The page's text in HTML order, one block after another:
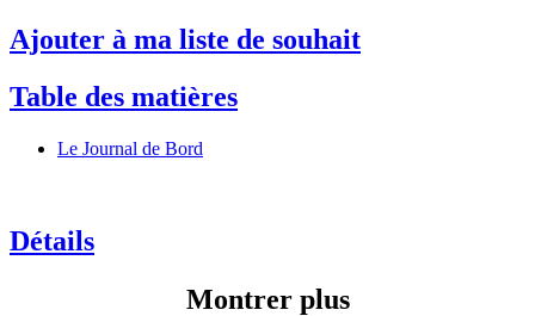
Ajouter à ma liste de souhait
Table des matières
Le Journal de Bord
Détails
Montrer plus